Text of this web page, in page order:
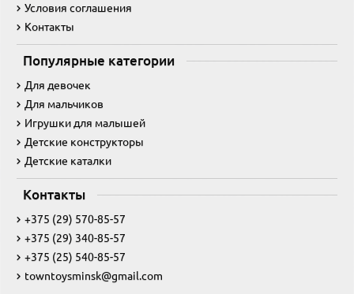
Условия соглашения
Контакты
Популярные категории
Для девочек
Для мальчиков
Игрушки для малышей
Детские конструкторы
Детские каталки
Контакты
+375 (29) 570-85-57
+375 (29) 340-85-57
+375 (25) 540-85-57
towntoysminsk@gmail.com